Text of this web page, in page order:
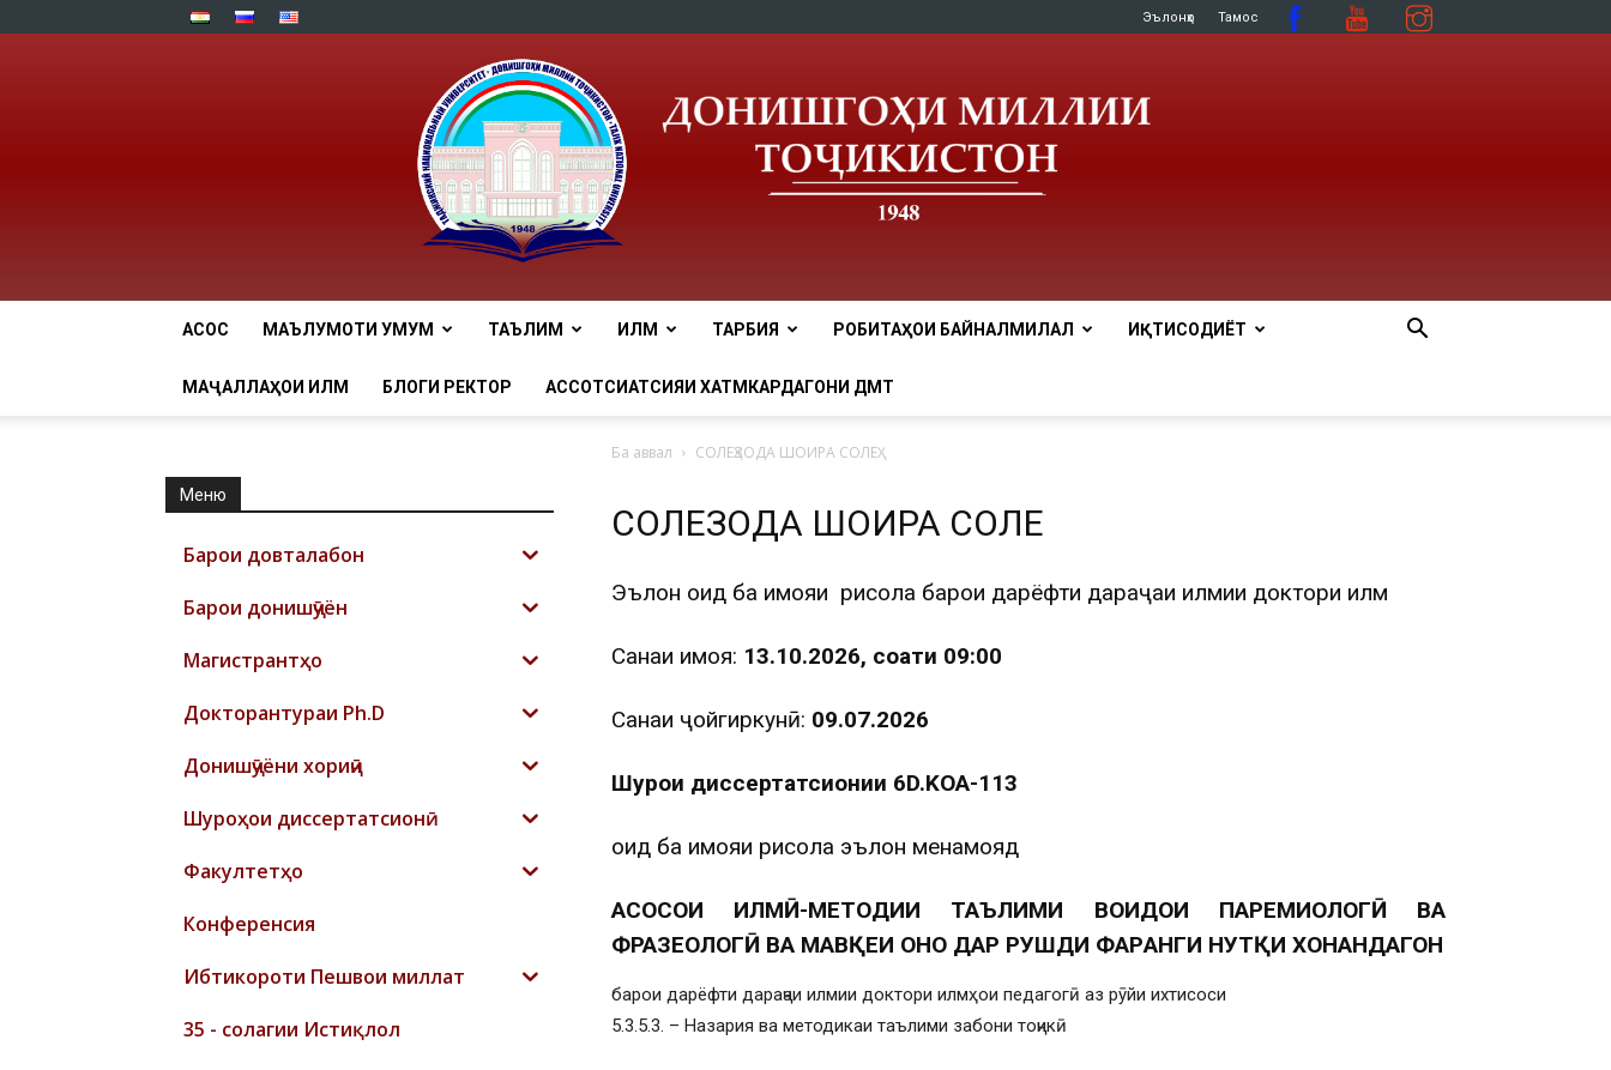
Эълонҳо Тамос
tnu
АСОСӢ МАЪЛУМОТИ УМУМӢ ТАЪЛИМ ИЛМ ТАРБИЯ РОБИТАҲОИ БАЙНАЛМИЛАЛӢ ИҚТИСОДИЁТ
МАҶАЛЛАҲОИ ИЛМӢ БЛОГИ РЕКТОР АССОТСИАТСИЯИ ХАТМКАРДАГОНИ ДМТ
Ба аввал СОЛЕҲЗОДА ШОИРА СОЛЕҲ
СОЛЕҲЗОДА ШОИРА СОЛЕҲ
Эълон оид ба ҳимояи рисола барои дарёфти дараҷаи илмии доктори илм
Санаи ҳимоя: 13.10.2026, соати 09:00
Санаи ҷойгиркунӣ: 09.07.2026
Шурои диссертатсионии 6D.KOA-113
оид ба ҳимояи рисола эълон менамояд
АСОСҲОИ ИЛМӢ-МЕТОДИИ ТАЪЛИМИ ВОҲИДҲОИ ПАРЕМИОЛОГӢ ВА
ФРАЗЕОЛОГӢ ВА МАВҚЕИ ОНҲО ДАР РУШДИ ФАРҲАНГИ НУТҚИ ХОНАНДАГОН
барои дарёфти дараҷаи илмии доктори илмҳои педагогӣ аз рӯйи ихтисоси
5.3.5.3. – Назария ва методикаи таълими забони тоҷикӣ
Меню
Барои довталабон
Барои донишҷӯён
Магистрантҳо
Докторантураи Ph.D
Донишҷӯёни хориҷӣ
Шyроҳои диссертатсионӣ
Факултетҳо
Конференсия
Ибтикороти Пешвои миллат
35 - солагии Истиқлол